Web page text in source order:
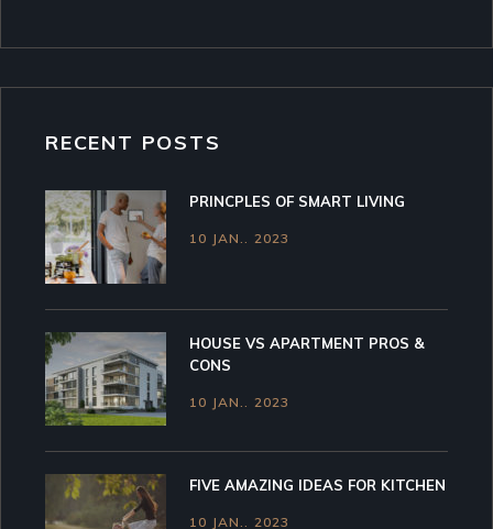
RECENT POSTS
PRINCPLES OF SMART LIVING
10 JAN.. 2023
HOUSE VS APARTMENT PROS &
CONS
10 JAN.. 2023
FIVE AMAZING IDEAS FOR KITCHEN
10 JAN.. 2023